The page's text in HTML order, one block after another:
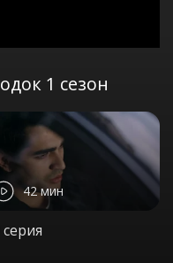
1 сезон
42 мин